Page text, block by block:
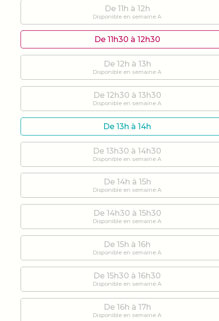
De 11h à 12h
Disponible en semaine A
De 11h30 à 12h30
De 12h à 13h
Disponible en semaine A
De 12h30 à 13h30
Disponible en semaine A
De 13h à 14h
De 13h30 à 14h30
Disponible en semaine A
De 14h à 15h
Disponible en semaine A
De 14h30 à 15h30
Disponible en semaine A
De 15h à 16h
Disponible en semaine A
De 15h30 à 16h30
Disponible en semaine A
De 16h à 17h
Disponible en semaine A